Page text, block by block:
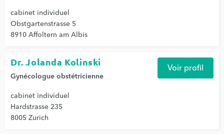
cabinet individuel
Obstgartenstrasse 5
8910 Affoltern am Albis
Dr. Jolanda Kolinski
Gynécologue obstétricienne
cabinet individuel
Hardstrasse 235
8005 Zurich
Voir profil